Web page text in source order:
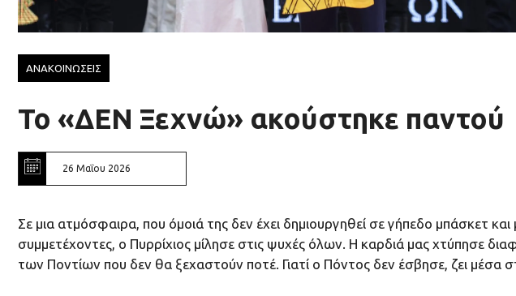
ΑΝΑΚΟΙΝΩΣΕΙΣ
Το «ΔΕΝ Ξεχνώ» ακούστηκε παντού
26 Μαΐου 2026
Σε μια ατμόσφαιρα, που όμοιά της δεν έχει δημιουργηθεί σε γήπεδο μπάσκετ
συμμετέχοντες, ο Πυρρίχιος μίλησε στις ψυχές όλων. Η καρδιά μας χτύπησε
των Ποντίων που δεν θα ξεχαστούν ποτέ. Γιατί ο Πόντος δεν έσβησε, ζει μέσα